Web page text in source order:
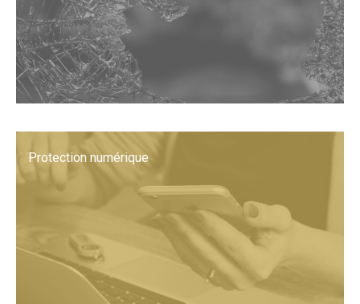
Protection numérique